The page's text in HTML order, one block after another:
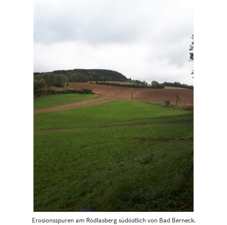
Erosionsspuren am Rödlasberg südöstlich von Bad Berneck.